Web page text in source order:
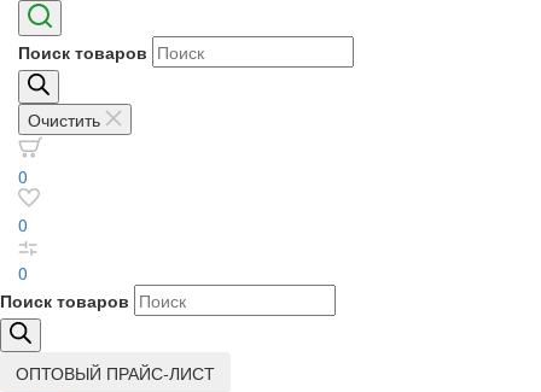
Поиск товаров
Очистить
0
0
0
Поиск товаров
ОПТОВЫЙ ПРАЙС-ЛИСТ